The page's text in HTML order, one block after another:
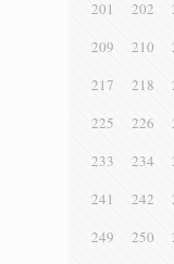
201
202
209
210
217
218
225
226
233
234
241
242
249
250